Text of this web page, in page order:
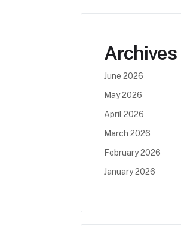
Archives
June 2026
May 2026
April 2026
March 2026
February 2026
January 2026